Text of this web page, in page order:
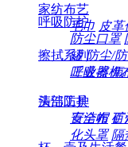
呼吸防护
防尘口罩
罐 防尘/
呼吸器 氧
头部防护
安全帽 矿
化头罩 隔
家纺布艺
毛巾 皮革
擦拭系列
工业擦机
清洁工具
百洁布 百